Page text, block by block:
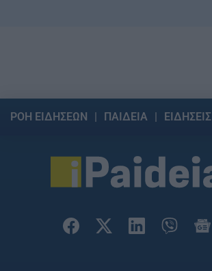
ΡΟΗ ΕΙΔΗΣΕΩΝ ΠΑΙΔΕΙΑ ΕΙΔΗΣΕΙΣ